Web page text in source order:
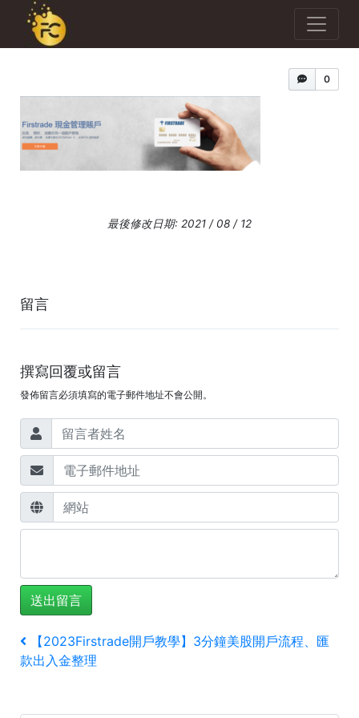
0
最後修改日期: 2021 / 08 / 12
留言
撰寫回覆或留言
發佈留言必須填寫的電子郵件地址不會公開。
文
章
上
一
【2023Firstrade開戶教學】3分鐘美股開戶流程、匯
款出入金整理